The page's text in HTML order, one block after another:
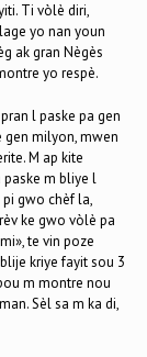
Ti vòlè diri,
yo nan youn
ak gran Nègès
yo respè.
l paske pa gen
gen milyon, mwen
M ap kite
paske m bliye l
gwo chèf la,
ke gwo vòlè pa
te vin poze
kriye fayit sou 3
m montre nou
Sèl sa m ka di,